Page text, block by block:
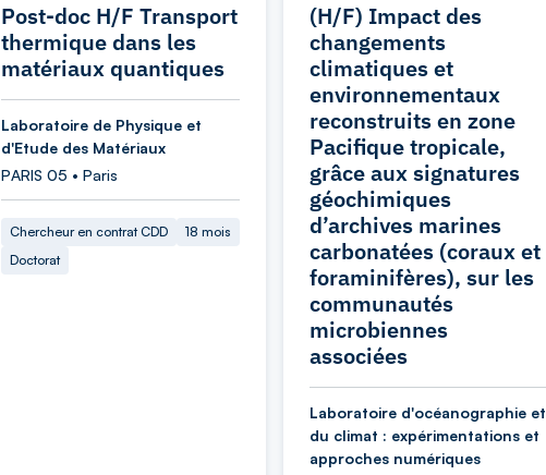
Post-doc H/F Transport
thermique dans les
matériaux quantiques
Laboratoire de Physique et
d'Etude des Matériaux
PARIS 05 • Paris
Chercheur en contrat CDD
18 mois
Doctorat
(H/F) Impact des
changements
climatiques et
environnementaux
reconstruits en zone
Pacifique tropicale,
grâce aux signatures
géochimiques
d’archives marines
carbonatées (coraux et
foraminifères), sur les
communautés
microbiennes
associées
Laboratoire d'océanographie et
du climat : expérimentations et
approches numériques